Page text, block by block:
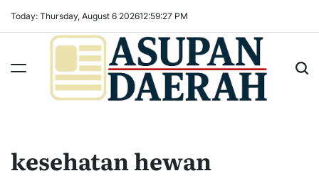
Today: Thursday, August 6 202612:59:28 PM
untuk
kesehatan hewan